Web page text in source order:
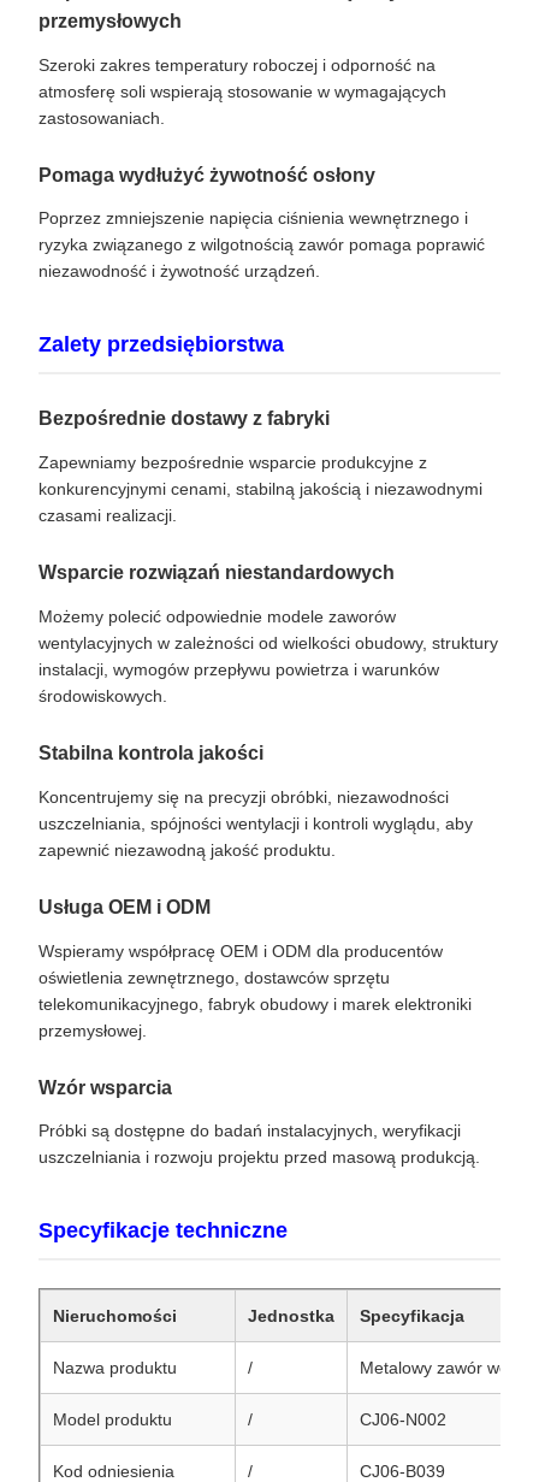
przemysłowych
Szeroki zakres temperatury roboczej i odporność na
atmosferę soli wspierają stosowanie w wymagających
zastosowaniach.
Pomaga wydłużyć żywotność osłony
Poprzez zmniejszenie napięcia ciśnienia wewnętrznego i
ryzyka związanego z wilgotnością zawór pomaga poprawić
niezawodność i żywotność urządzeń.
Zalety przedsiębiorstwa
Bezpośrednie dostawy z fabryki
Zapewniamy bezpośrednie wsparcie produkcyjne z
konkurencyjnymi cenami, stabilną jakością i niezawodnymi
czasami realizacji.
Wsparcie rozwiązań niestandardowych
Możemy polecić odpowiednie modele zaworów
wentylacyjnych w zależności od wielkości obudowy, struktury
instalacji, wymogów przepływu powietrza i warunków
środowiskowych.
Stabilna kontrola jakości
Koncentrujemy się na precyzji obróbki, niezawodności
uszczelniania, spójności wentylacji i kontroli wyglądu, aby
zapewnić niezawodną jakość produktu.
Usługa OEM i ODM
Wspieramy współpracę OEM i ODM dla producentów
oświetlenia zewnętrznego, dostawców sprzętu
telekomunikacyjnego, fabryk obudowy i marek elektroniki
przemysłowej.
Wzór wsparcia
Próbki są dostępne do badań instalacyjnych, weryfikacji
uszczelniania i rozwoju projektu przed masową produkcją.
Specyfikacje techniczne
Nieruchomości Jednostka Specyfikacja
Nazwa produktu / Metalowy zawór
Model produktu / CJ06-N002
Kod odniesienia / CJ06-B039